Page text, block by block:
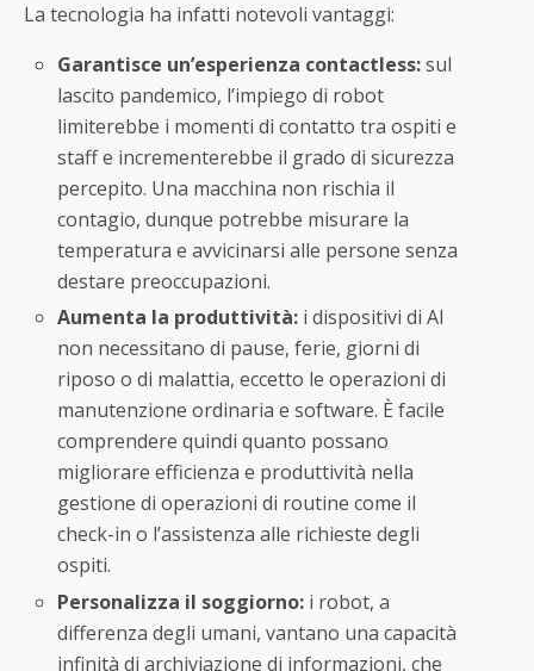
La tecnologia ha infatti notevoli vantaggi:
Garantisce un’esperienza contactless:sul
lascito pandemico, l’impiego di robot
limiterebbe i momenti di contatto tra ospiti e
staff e incrementerebbe il grado di sicurezza
percepito. Una macchina non rischia il
contagio, dunque potrebbe misurare la
temperatura e avvicinarsi alle persone senza
destare preoccupazioni.
Aumenta la produttività: i dispositivi di AI
non necessitano di pause, ferie, giorni di
riposo o di malattia, eccetto le operazioni di
manutenzione ordinaria e software. È facile
comprendere quindi quanto possano
migliorare efficienza e produttività nella
gestione di operazioni di routine come il
check-in o l’assistenza alle richieste degli
ospiti.
Personalizza il soggiorno: i robot, a
differenza degli umani, vantano una capacità
infinità di archiviazione di informazioni, che